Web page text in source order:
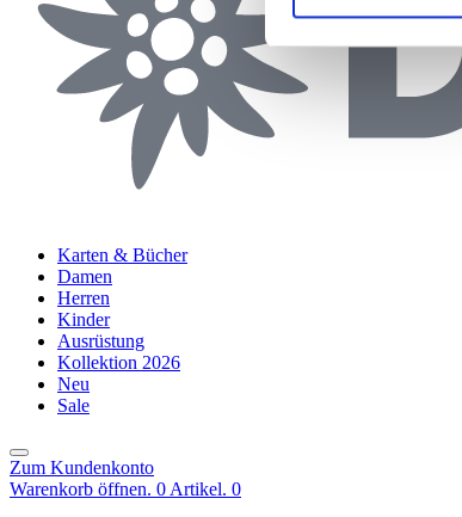
Karten & Bücher
Damen
Herren
Kinder
Ausrüstung
Kollektion 2026
Neu
Sale
Zum Kundenkonto
Warenkorb öffnen. 0 Artikel. 0